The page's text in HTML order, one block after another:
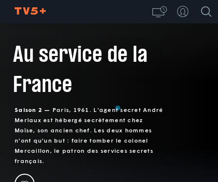
Au service de la
France
Saison 2 — Paris, 1961. L'agent secret André
Merlaux est hébergé secrètement chez
Moïse, son ancien chef. Les deux hommes
n'ont qu'un but : faire tomber le colonel
Mercaillon, le patron des services secrets
français.